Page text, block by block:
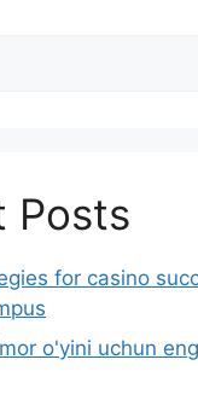
Posts
for casino
o'yini uchun